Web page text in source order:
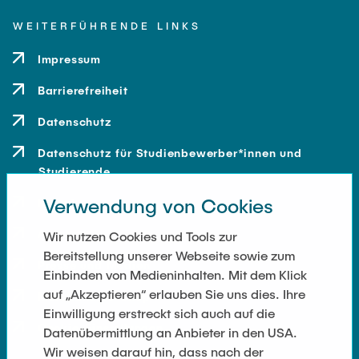
WEITERFÜHRENDE LINKS
Impressum
Barrierefreiheit
Datenschutz
Datenschutz für Studienbewerber*innen und
Studierende
Kontakt
Anfahrt
Presse und Medien
Merchandise-Shop
Cookie-Einstellungen
Verwendung von Cookies
Wir nutzen Cookies und Tools zur
Bereitstellung unserer Webseite sowie zum
Einbinden von Medieninhalten. Mit dem Klick
auf „Akzeptieren“ erlauben Sie uns dies. Ihre
Einwilligung erstreckt sich auch auf die
Datenübermittlung an Anbieter in den USA.
Wir weisen darauf hin, dass nach der